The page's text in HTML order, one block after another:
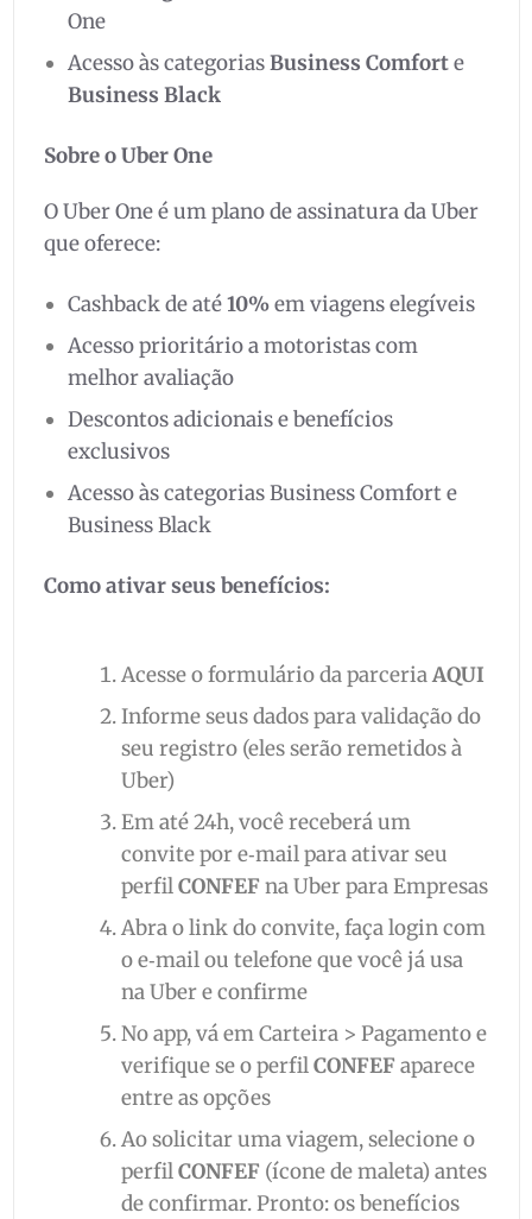
One
Acesso às categoriasBusiness Comforte
Business Black
Sobre o Uber One
O Uber One é um plano de assinatura da Uber
que oferece:
Cashback de até10%em viagens elegíveis
Acesso prioritário a motoristas com
melhor avaliação
Descontos adicionais e benefícios
exclusivos
Acesso às categorias Business Comfort e
Business Black
Como ativar seus benefícios:
Acesse o formulário da parceriaAQUI
Informe seus dados para validação do
seu registro (eles serão remetidos à
Uber)
Em até 24h, você receberá um
convite por e‑mail para ativar seu
perfilCONFEFna Uber para Empresas
Abra o link do convite, faça login com
o e‑mail ou telefone que você já usa
na Uber e confirme
No app, vá em Carteira > Pagamento e
verifique se o perfilCONFEFaparece
entre as opções
Ao solicitar uma viagem, selecione o
perfilCONFEF (ícone de maleta) antes
de confirmar. Pronto: os benefícios